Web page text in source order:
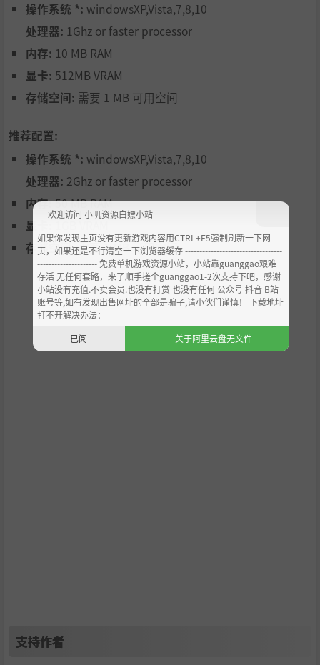
操作系统 *: windowsXP,Vista,7,8,10
处理器: 1Ghz or faster processor
内存: 10 MB RAM
显卡: 512MB VRAM
存储空间: 需要 1 MB 可用空间
推荐配置:
操作系统 *: windowsXP,Vista,7,8,10
处理器: 2Ghz or faster processor
内存:50 MB RAM
显卡:
存储空间:需要 1 MB 可用空间
支持作者
欢迎访问 小叽资源白嫖小站
如果你发现主页没有更新游戏内容用CTRL+F5强制刷新一下网
页，如果还是不行清空一下浏览器缓存 ----------------------------------
--------------------- 免费单机游戏资源小站，小站靠guanggao艰难
存活 无任何套路，来了顺手搓个guanggao1-2次支持下吧，感谢
小站没有充值.不卖会员.也没有打赏 也没有任何 公众号 抖音 B站
账号等,如有发现出售网址的全部是骗子,请小伙们谨慎！ 下载地址
打不开解决办法：
已阅
关于阿里云盘无文件